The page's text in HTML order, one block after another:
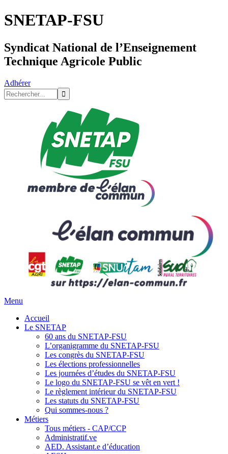
SNETAP-FSU
Syndicat National de l’Enseignement
Technique Agricole Public
Adhérer
Menu
Accueil
Le SNETAP
60 ans du SNETAP-FSU
L’organigramme du SNETAP-FSU
Les congrès du SNETAP-FSU
Les élections professionnelles
Les journées d’études du SNETAP-FSU
Le logo du SNETAP-FSU se vêt en vert !
Le règlement intérieur du SNETAP-FSU
Les statuts du SNETAP-FSU
Qui sommes-nous ?
Métiers
Tous métiers - CAP/CCP
Administratif.ve
AED. Assistant.e d’éducation